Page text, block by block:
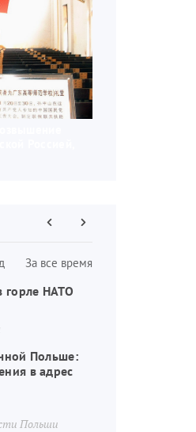
За все время
страниц
ПредыдущаяСледующая
горле НАТО
Польше:
в адрес
Польши